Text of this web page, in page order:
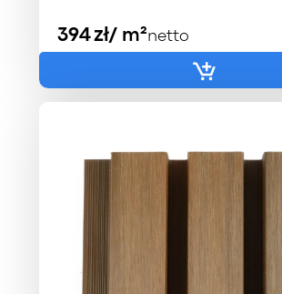
394zł/ m²netto